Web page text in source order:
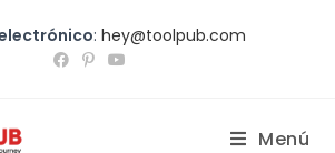
: hey@toolpub.com
Menú